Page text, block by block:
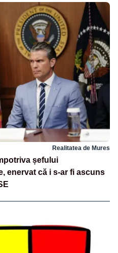
Realitatea de Mures
șefului
enervat că i s-ar fi ascuns